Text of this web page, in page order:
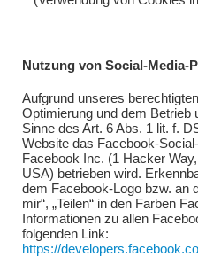
Nutzung von Social-Media-
Aufgrund unseres
Optimierung und dem Betrieb
Sinne des Art. 6 Abs. 1 lit. f.
Website das Facebook-
Facebook Inc. (1 Hacker
USA) betrieben wird.
dem Facebook-Logo bzw. an
mir“, „Teilen“ in den Farben
Informationen zu allen
folgenden Link:
https://